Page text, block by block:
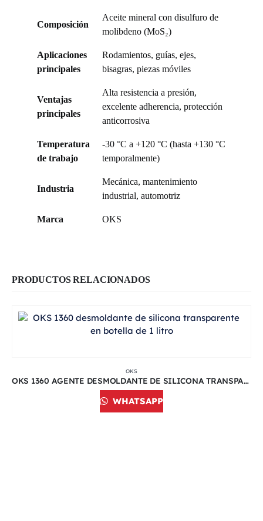
Composición
Aceite mineral con disulfuro de
molibdeno (MoS₂)
Aplicaciones
principales
Rodamientos, guías, ejes,
bisagras, piezas móviles
Ventajas
principales
Alta resistencia a presión,
excelente adherencia, protección
anticorrosiva
Temperatura
de trabajo
-30 °C a +120 °C (hasta +130 °C
temporalmente)
Industria
Mecánica, mantenimiento
industrial, automotriz
Marca OKS
PRODUCTOS RELACIONADOS
OKS
OKS 1360 AGENTE DESMOLDANTE DE SILICONA TRANSPARENTE | 1 L
WHATSAPP